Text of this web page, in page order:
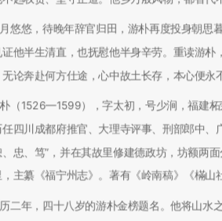
悠悠，待晚年辞官归田，游朴再度投身朝思
他半生清直，也抚慰他半身辛劳。重读游
无论奔赴何方仕途，心中故土长存，本心便永
（1526—1599），字太初，号少涧，福建
四川成都府推官、大理寺评事、刑部郎中、
忠、笃”，并在其故里修建德政坊，坊额两
主纂《福宁州志》。著有《岭南稿》《樠山
二年，四十八岁的游朴金榜题名。他将山水